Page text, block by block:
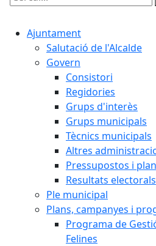
Cercar:
Ajuntament
Salutació de l'Alcalde
Govern
Consistori
Regidories
Grups d'interès
Grups municipals
Tècnics municipals
Altres
Pressupostos i
Resultats electorals
Ple municipal
Plans, campanyes i
Programa de
Felines